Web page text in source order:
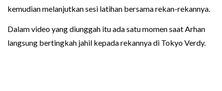
kemudian melanjutkan sesi latihan bersama rekan-rekannya.
Dalam video yang diunggah itu ada satu momen saat Arhan
langsung bertingkah jahil kepada rekannya di Tokyo Verdy.